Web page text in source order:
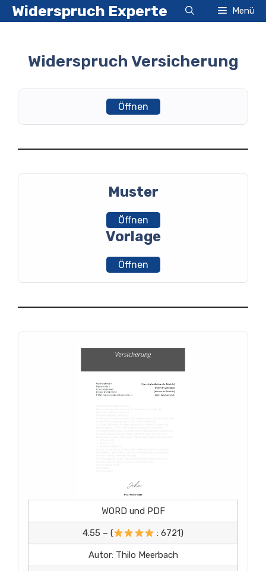
Zum
InhaltWiderspruch Experte Menü
Widerspruch Versicherung
Öffnen
Muster
Öffnen
Vorlage
Öffnen
WORD und PDF
4.55 – ( : 6721)
Autor: Thilo Meerbach